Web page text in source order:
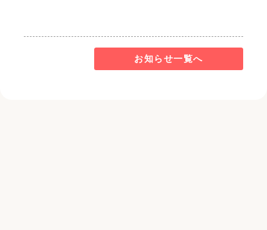
お知らせ一覧へ